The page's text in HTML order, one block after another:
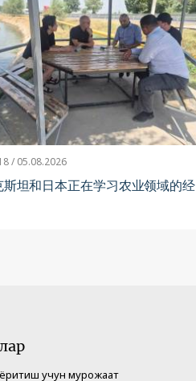
/ 05.08.2026
坦和日本正在学习农业领域的经
учун мурожаат